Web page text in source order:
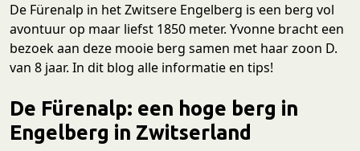
De Fürenalp in het Zwitsere Engelberg is een berg vol
avontuur op maar liefst 1850 meter. Yvonne bracht een
bezoek aan deze mooie berg samen met haar zoon D.
van 8 jaar. In dit blog alle informatie en tips!
De Fürenalp: een hoge berg in
Engelberg in Zwitserland